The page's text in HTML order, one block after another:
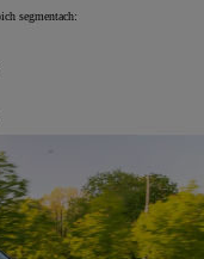
segmentach: